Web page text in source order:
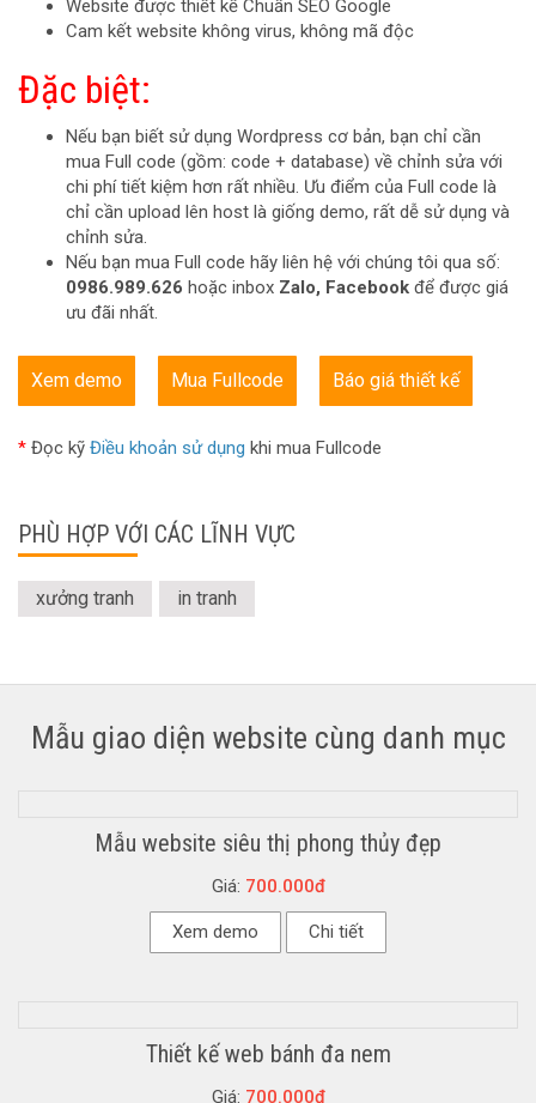
Website được thiết kế Chuẩn SEO Google
Cam kết website không virus, không mã độc
Đặc biệt:
Nếu bạn biết sử dụng Wordpress cơ bản, bạn chỉ cần
mua Full code (gồm: code + database) về chỉnh sửa với
chi phí tiết kiệm hơn rất nhiều. Ưu điểm của Full code là
chỉ cần upload lên host là giống demo, rất dễ sử dụng và
chỉnh sửa.
Nếu bạn mua Full code hãy liên hệ với chúng tôi qua số:
0986.989.626 hoặc inbox Zalo, Facebook để được giá
ưu đãi nhất.
Xem demo Mua Fullcode Báo giá thiết kế
* Đọc kỹ Điều khoản sử dụng khi mua Fullcode
PHÙ HỢP VỚI CÁC LĨNH VỰC
xưởng tranh in tranh
Mẫu giao diện website cùng danh mục
Mẫu website siêu thị phong thủy đẹp
Giá: 700.000đ
Xem demo Chi tiết
Thiết kế web bánh đa nem
Giá: 700.000đ